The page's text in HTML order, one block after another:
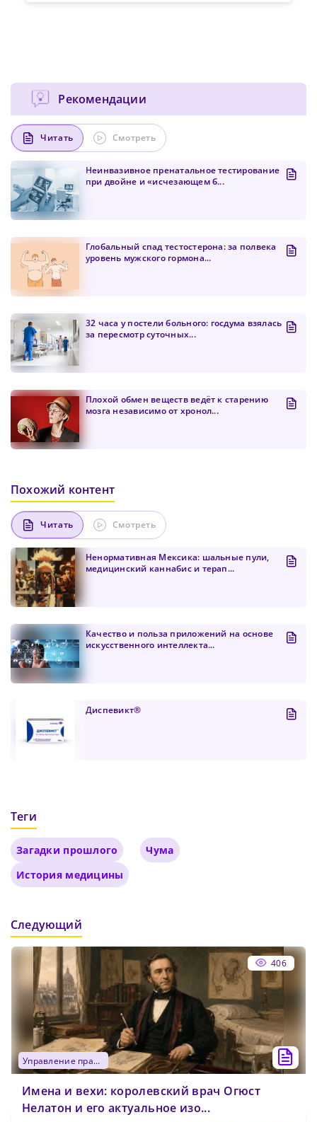
Рекомендации
Читать Смотреть
Неинвазивное пренатальное тестирование
при двойне и «исчезающем б...
Глобальный спад тестостерона: за полвека
уровень мужского гормона...
32 часа у постели больного: госдума взялась
за пересмотр суточных...
Плохой обмен веществ ведёт к старению
мозга независимо от хронол...
Похожий контент
Читать Смотреть
Ненормативная Мексика: шальные пули,
медицинский каннабис и терап...
Качество и польза приложений на основе
искусственного интеллекта...
Диспевикт®
Теги
Загадки прошлого
Чума
История медицины
Следующий
406
управление практикой
Имена и вехи: королевский врач Огюст
Нелатон и его актуальное изо...